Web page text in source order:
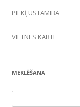
PIEKĻŪSTAMĪBA
VIETNES KARTE
MEKLĒŠANA